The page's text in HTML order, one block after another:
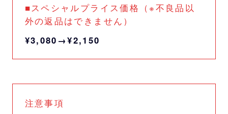
■スペシャルプライス価格（※不良品以
外の返品はできません）
¥3,080→¥2,150
注意事項